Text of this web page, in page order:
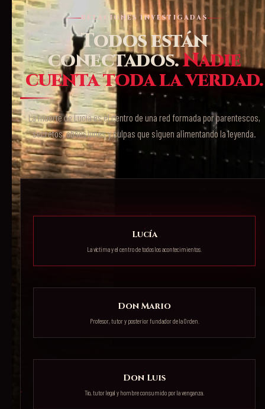
RELACIONES INVESTIGADAS
Todos están
conectados.Nadie
cuenta toda la verdad.
La muerte de Lucía es el centro de una red formada por parentescos,
secretos, obsesiones y culpas que siguen alimentando la leyenda.
Lucía
La víctima y el centro de todos los acontecimientos.
Don Mario
Profesor, tutor y posterior fundador de la Orden.
Don Luis
Tío, tutor legal y hombre consumido por la venganza.